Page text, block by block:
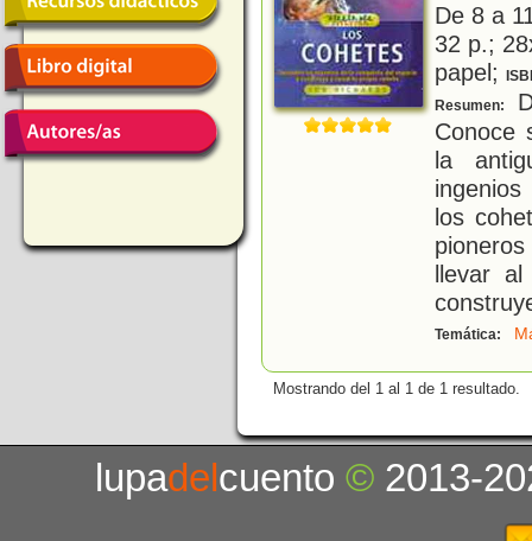
De 8 a
32 p.;
papel;
Resumen:
Conoce
la
los
llevar al
Temática:
Mostrando del 1 al 1 de 1 resultado.
lupadelcuento© 2013-